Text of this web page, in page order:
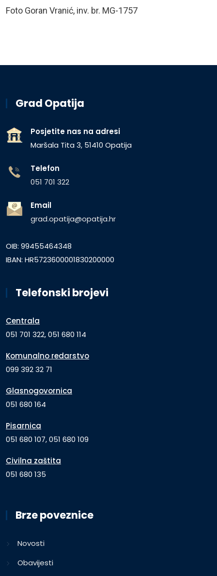
Foto Goran Vranić, inv. br. MG-1757
Grad Opatija
Posjetite nas na adresi
Maršala Tita 3, 51410 Opatija
Telefon
051 701 322
Email
grad.opatija@opatija.hr
OIB: 99455464348
IBAN: HR5723600001830200000
Telefonski brojevi
Centrala
051 701 322, 051 680 114
Komunalno redarstvo
099 392 32 71
Glasnogovornica
051 680 164
Pisarnica
051 680 107, 051 680 109
Civilna zaštita
051 680 135
Brze poveznice
Novosti
Obavijesti